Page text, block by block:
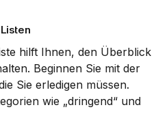
hilft Ihnen, den Überblick
Beginnen Sie mit der
Sie erledigen müssen.
wie „dringend“ und